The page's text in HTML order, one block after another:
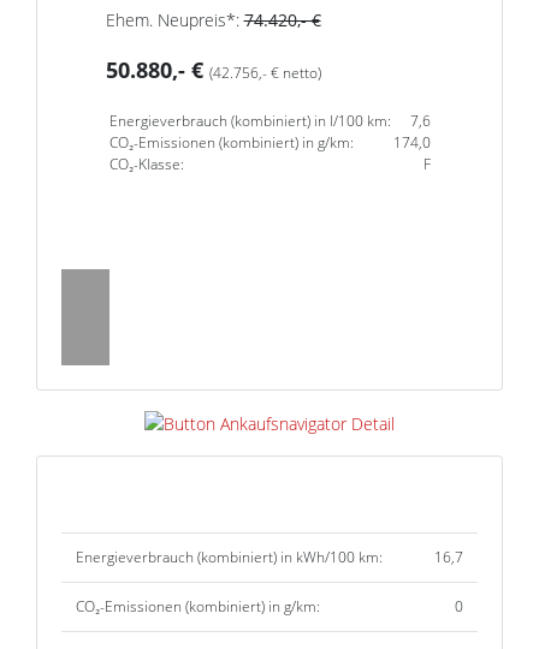
Ehem. Neupreis*:74.420,- €
50.880,- € (42.756,- € netto)
Energieverbrauch (kombiniert) in l/100 km:
7,6
CO₂-Emissionen (kombiniert) in g/km:
174,0
CO₂-Klasse:
F
Energieverbrauch (kombiniert) in kWh/100 km: 16,7
CO₂-Emissionen (kombiniert) in g/km: 0